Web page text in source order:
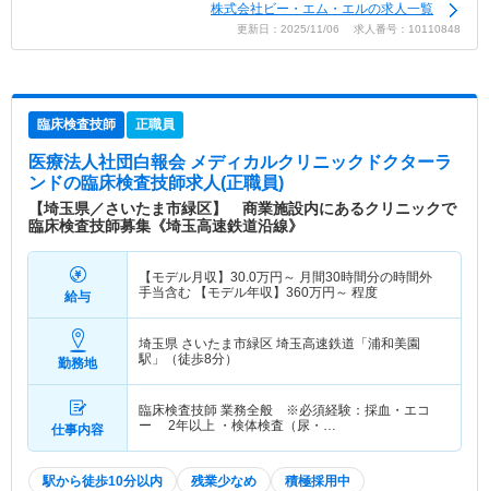
株式会社ビー・エム・エルの求人一覧
更新日：2025/11/06 求人番号：10110848
臨床検査技師 正職員
医療法人社団白報会 メディカルクリニックドクターラ
ンドの臨床検査技師求人(正職員)
【埼玉県／さいたま市緑区】 商業施設内にあるクリニックで
臨床検査技師募集《埼玉高速鉄道沿線》
給与
【モデル月収】 30.0万円～
手当含む 【モデル年収】 360万円～ 程度
勤務地
埼玉県 さいたま市緑区 埼玉高速鉄道「浦和美園
駅」（徒歩8分）
仕事内容
臨床検査技師 業務全般 ※必須経験：採血・エコ
ー 2年以上 ・検体検査（尿・…
駅から徒歩10分以内 残業少なめ 積極採用中